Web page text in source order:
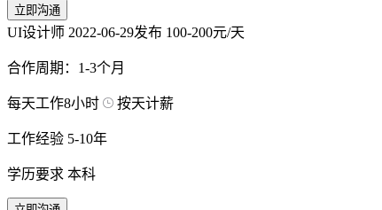
立即沟通
UI设计师 2022-06-29发布 100-200元/天
合作周期：1-3个月
每天工作8小时 按天计薪
工作经验 5-10年
学历要求 本科